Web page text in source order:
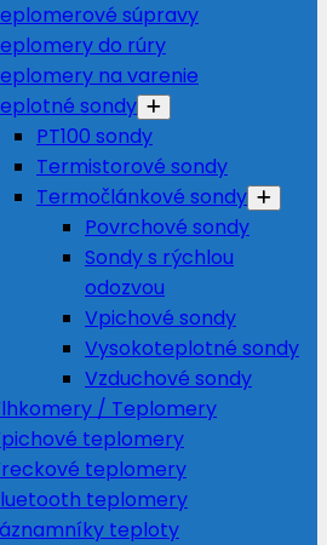
súpravy
do rúry
na varenie
sondy
PT100 sondy
Termistorové sondy
Termočlánkové sondy
Povrchové sondy
Sondy s rýchlou
odozvou
Vpichové sondy
Vysokoteplotné sondy
Vzduchové sondy
/ Teplomery
teplomery
teplomery
teplomery
teploty